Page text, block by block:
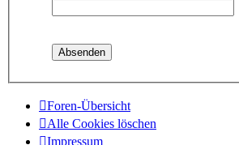
Foren-Übersicht
Alle Cookies löschen
Impressum